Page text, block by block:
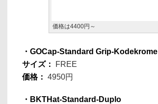
価格は4400円～
・GOCap-Standard Grip-Kodekrome
サイズ：
FREE
価格： 4950円
・BKTHat-Standard-Duplo